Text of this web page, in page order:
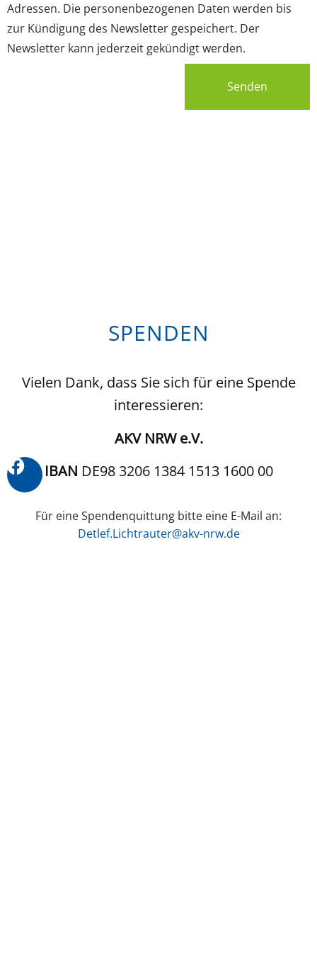
Adressen. Die personenbezogenen Daten werden bis
zur Kündigung des Newsletter gespeichert. Der
Newsletter kann jederzeit gekündigt werden.
Senden
SPENDEN
Vielen Dank, dass Sie sich für eine Spende
interessieren:
AKV NRW e.V.
IBAN DE98 3206 1384 1513 1600 00
Für eine Spendenquittung bitte eine E-Mail an:
Detlef.Lichtrauter@akv-nrw.de